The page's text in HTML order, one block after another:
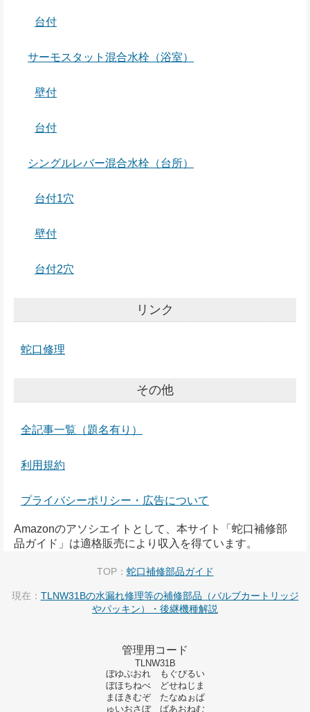
台付
サーモスタット混合水栓（浴室）
壁付
台付
シングルレバー混合水栓（台所）
台付1穴
壁付
台付2穴
リンク
蛇口修理
その他
全記事一覧（題名有り）
利用規約
プライバシーポリシー・広告について
Amazonのアソシエイトとして、本サイト「蛇口補修部
品ガイド」は適格販売により収入を得ています。
TOP： 蛇口補修部品ガイド
現在： TLNW31Bの水漏れ修理等の補修部品（バルブカートリッジ
やパッキン）・後継機種解説
管理用コード
TLNW31B
ぼゆぷおれ もぐぴるい
ぼほちねべ どせねじま
まほきむぞ たなぬぉぱ
ゅいおさぼ ばあおねむ